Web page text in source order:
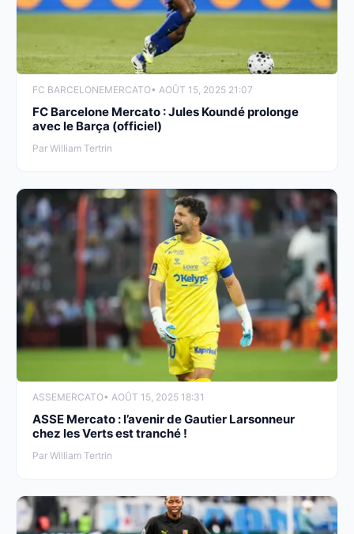
FC BARCELONEMERCATO• AOÛT 15, 2025 21:07
FC Barcelone Mercato : Jules Koundé prolonge
avec le Barça (officiel)
Par William Tertrin
ASSEMERCATO• AOÛT 15, 2025 18:31
ASSE Mercato : l’avenir de Gautier Larsonneur
chez les Verts est tranché !
Par William Tertrin